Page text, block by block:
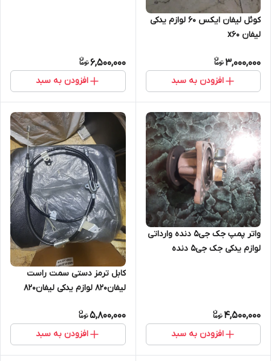
کوئل لیفان ایکس ۶۰ لوازم یدکی
لیفان x60
3,000,000
افزودن به سبد
6,500,000
افزودن به سبد
واتر پمپ جک جی۵ دنده وارداتی
لوازم یدکی جک جی۵ دنده
4,500,000
افزودن به سبد
کابل ترمز دستی سمت راست
لیفان۸۲۰ لوازم یدکی لیفان۸۲۰
5,800,000
افزودن به سبد